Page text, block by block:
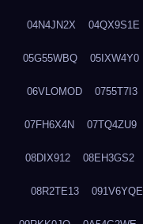
04N4JN2X 04QX9S1E
05G55WBQ 05IXW4Y0
06VLOMOD 0755T7I3
07FH6X4N 07TQ4ZU9
08DIX912 08EH3GS2
08R2TE13 091V6YQE